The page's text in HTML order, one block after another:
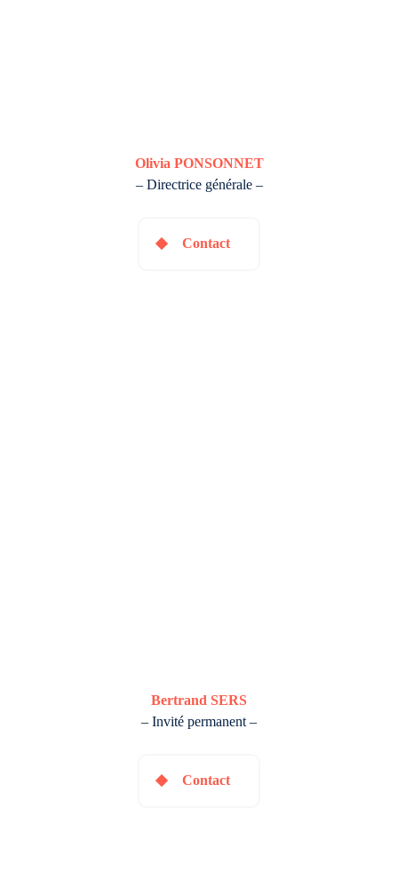
Olivia PONSONNET
– Directrice générale –
Contact
Bertrand SERS
– Invité permanent –
Contact